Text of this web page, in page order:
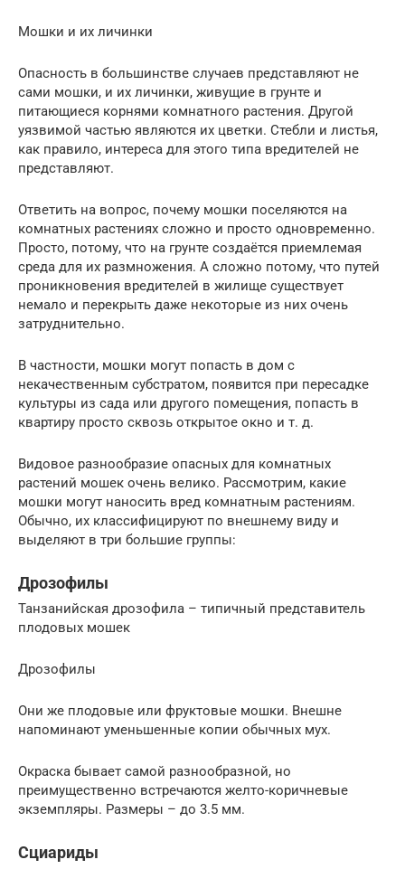
Мошки и их личинки
Опасность в большинстве случаев представляют не
сами мошки, и их личинки, живущие в грунте и
питающиеся корнями комнатного растения. Другой
уязвимой частью являются их цветки. Стебли и листья,
как правило, интереса для этого типа вредителей не
представляют.
Ответить на вопрос, почему мошки поселяются на
комнатных растениях сложно и просто одновременно.
Просто, потому, что на грунте создаётся приемлемая
среда для их размножения. А сложно потому, что путей
проникновения вредителей в жилище существует
немало и перекрыть даже некоторые из них очень
затруднительно.
В частности, мошки могут попасть в дом с
некачественным субстратом, появится при пересадке
культуры из сада или другого помещения, попасть в
квартиру просто сквозь открытое окно и т. д.
Видовое разнообразие опасных для комнатных
растений мошек очень велико. Рассмотрим, какие
мошки могут наносить вред комнатным растениям.
Обычно, их классифицируют по внешнему виду и
выделяют в три большие группы:
Дрозофилы
Танзанийская дрозофила – типичный представитель
плодовых мошек
Дрозофилы
Они же плодовые или фруктовые мошки. Внешне
напоминают уменьшенные копии обычных мух.
Окраска бывает самой разнообразной, но
преимущественно встречаются желто-коричневые
экземпляры. Размеры – до 3.5 мм.
Сциариды